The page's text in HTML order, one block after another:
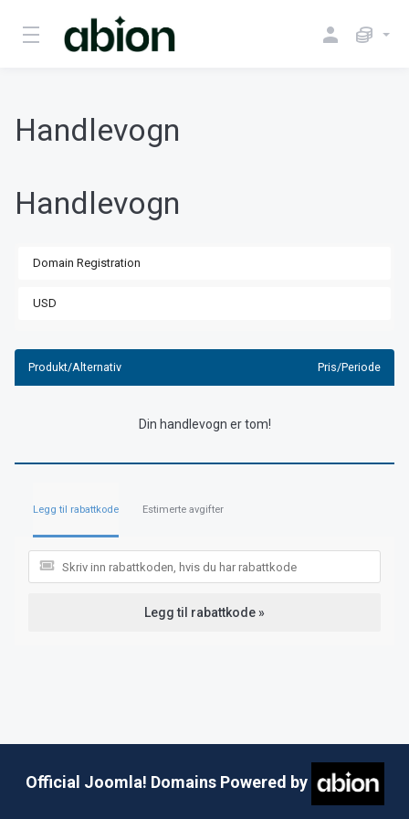
Handlevogn
Handlevogn
Produkt/Alternativ Pris/Periode
Din handlevogn er tom!
Legg til rabattkode Estimerte avgifter
Legg til rabattkode »
Official Joomla! Domains Powered by